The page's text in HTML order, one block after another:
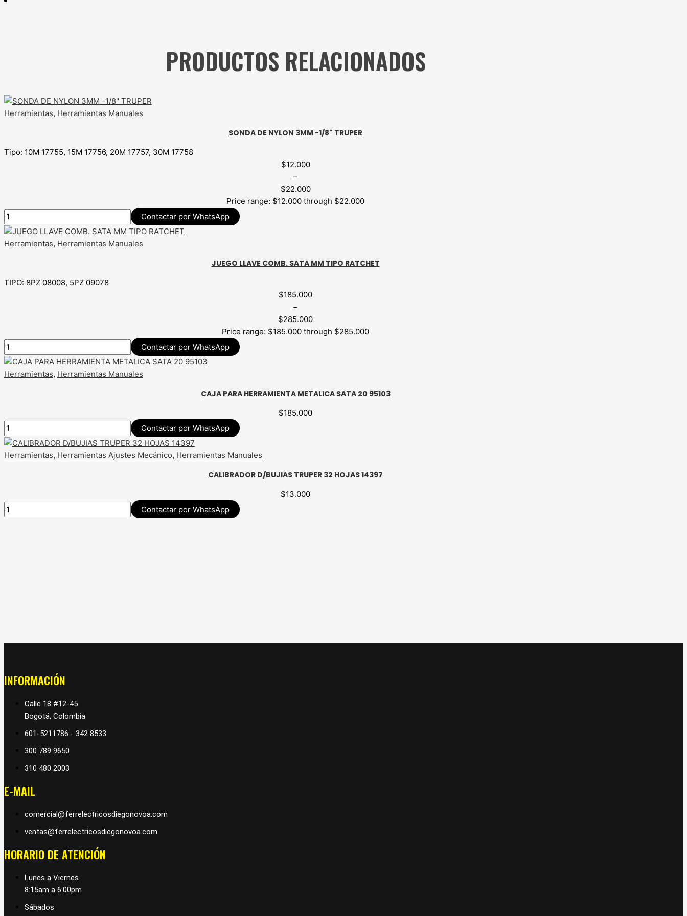
PRODUCTOS RELACIONADOS
Herramientas, Herramientas Manuales
SONDA DE NYLON 3MM -1/8" TRUPER
Tipo: 10M 17755, 15M 17756, 20M 17757, 30M 17758
$12.000
–
$22.000
Price range: $12.000 through $22.000
Contactar por WhatsApp
Herramientas, Herramientas Manuales
JUEGO LLAVE COMB. SATA MM TIPO RATCHET
TIPO: 8PZ 08008, 5PZ 09078
$185.000
–
$285.000
Price range: $185.000 through $285.000
Contactar por WhatsApp
Herramientas, Herramientas Manuales
CAJA PARA HERRAMIENTA METALICA SATA 20 95103
$185.000
Contactar por WhatsApp
Herramientas, Herramientas Ajustes Mecánico, Herramientas Manuales
CALIBRADOR D/BUJIAS TRUPER 32 HOJAS 14397
$13.000
Contactar por WhatsApp
INFORMACIÓN
Calle 18 #12-45
Bogotá, Colombia
601-5211786 - 342 8533
300 789 9650
310 480 2003
E-MAIL
comercial@ferrelectricosdiegonovoa.com
ventas@ferrelectricosdiegonovoa.com
HORARIO DE ATENCIÓN
Lunes a Viernes
8:15am a 6:00pm
Sábados